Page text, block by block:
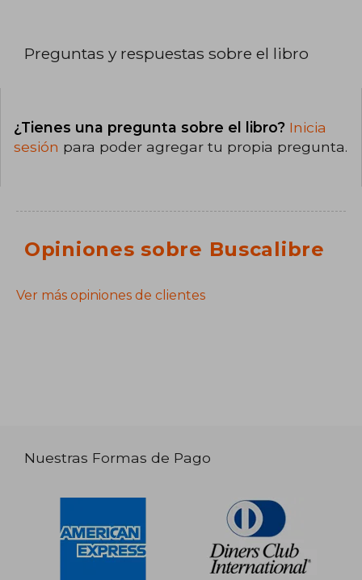
Preguntas y respuestas sobre el libro
¿Tienes una pregunta sobre el libro? Inicia
sesión para poder agregar tu propia pregunta.
Opiniones sobre Buscalibre
Ver más opiniones de clientes
Nuestras Formas de Pago